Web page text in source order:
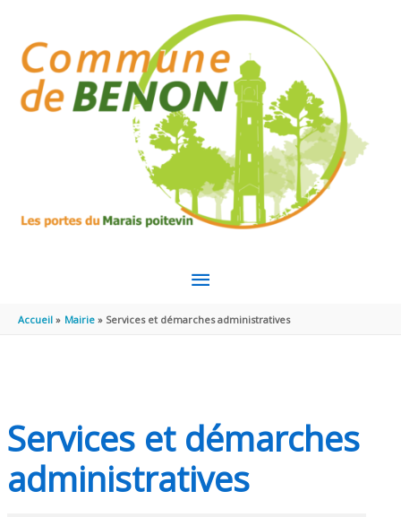
MENU
PRINCIPAL
Accueil Mairie Services et démarches administratives
Services et démarches
administratives